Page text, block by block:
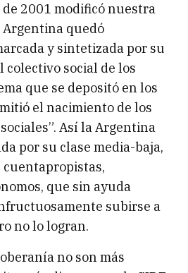
2001 modificó nuestra
Argentina quedó
y sintetizada por su
colectivo social de los
que se depositó en los
el nacimiento de los
Así la Argentina
por su clase media-baja,
que sin ayuda
subirse a
no lo logran.
no son más